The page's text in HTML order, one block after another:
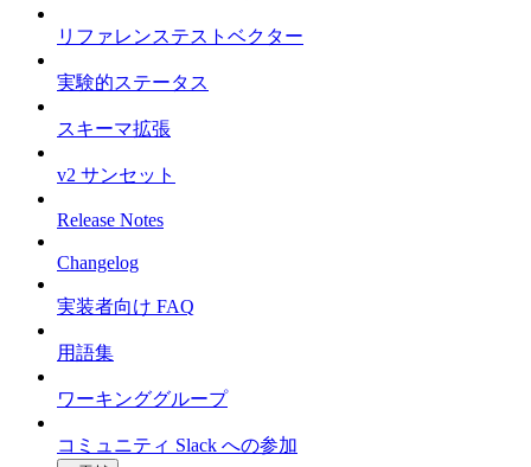
リファレンステストベクター
実験的ステータス
スキーマ拡張
v2 サンセット
Release Notes
Changelog
実装者向け FAQ
用語集
ワーキンググループ
コミュニティ Slack への参加